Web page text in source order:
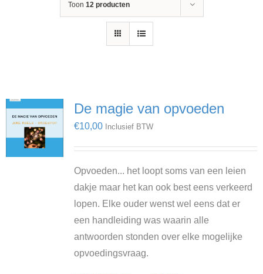
Toon 12 producten
De magie van opvoeden
€10,00 Inclusief BTW
Opvoeden... het loopt soms van een leien
dakje maar het kan ook best eens verkeerd
lopen. Elke ouder wenst wel eens dat er
een handleiding was waarin alle
antwoorden stonden over elke mogelijke
opvoedingsvraag.